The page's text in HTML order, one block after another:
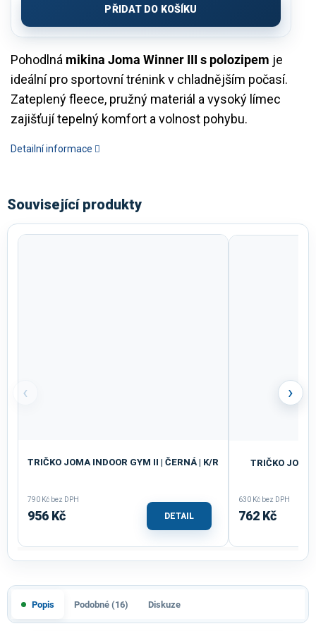
Pohodlná mikina Joma Winner III s polozipem je
ideální pro sportovní trénink v chladnějším počasí.
Zateplený fleece, pružný materiál a vysoký límec
zajišťují tepelný komfort a volnost pohybu.
Detailní informace
PŘIDAT DO KOŠÍKU
Související produkty
‹
TRIČKO JOMA INDOOR GYM II | ČERNÁ | K/R
790 Kč bez DPH
956 Kč DETAIL
TRIČKO
630 Kč bez DPH
762 Kč
›
Popis Podobné (16) Diskuze